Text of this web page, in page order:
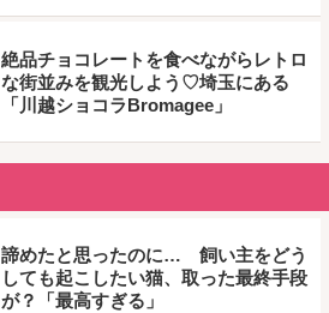
絶品チョコレートを食べながらレトロ
な街並みを観光しよう♡埼玉にある
「川越ショコラBromagee」
諦めたと思ったのに… 飼い主をどう
しても起こしたい猫、取った最終手段
が？「最高すぎる」